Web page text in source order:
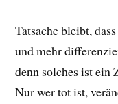
Tatsache bleibt,
und mehr
denn solches ist
Nur wer tot ist,